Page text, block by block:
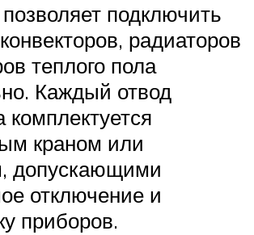
подключить
радиаторов
теплого пола
Каждый отвод
комплектуется
краном или
допускающими
отключение и
приборов.